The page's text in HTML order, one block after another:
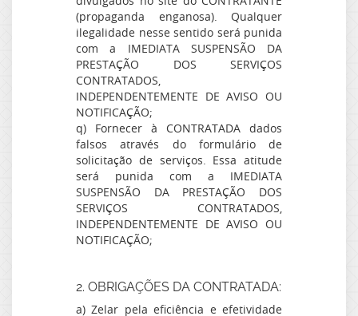
(propaganda enganosa). Qualquer
ilegalidade nesse sentido será punida
com a IMEDIATA SUSPENSÃO DA
PRESTAÇÃO DOS SERVIÇOS
CONTRATADOS,
INDEPENDENTEMENTE DE AVISO OU
NOTIFICAÇÃO;
q) Fornecer à CONTRATADA dados
falsos através do formulário de
solicitação de serviços. Essa atitude
será punida com a IMEDIATA
SUSPENSÃO DA PRESTAÇÃO DOS
SERVIÇOS CONTRATADOS,
INDEPENDENTEMENTE DE AVISO OU
NOTIFICAÇÃO;
2. OBRIGAÇÕES DA CONTRATADA:
a) Zelar pela eficiência e efetividade